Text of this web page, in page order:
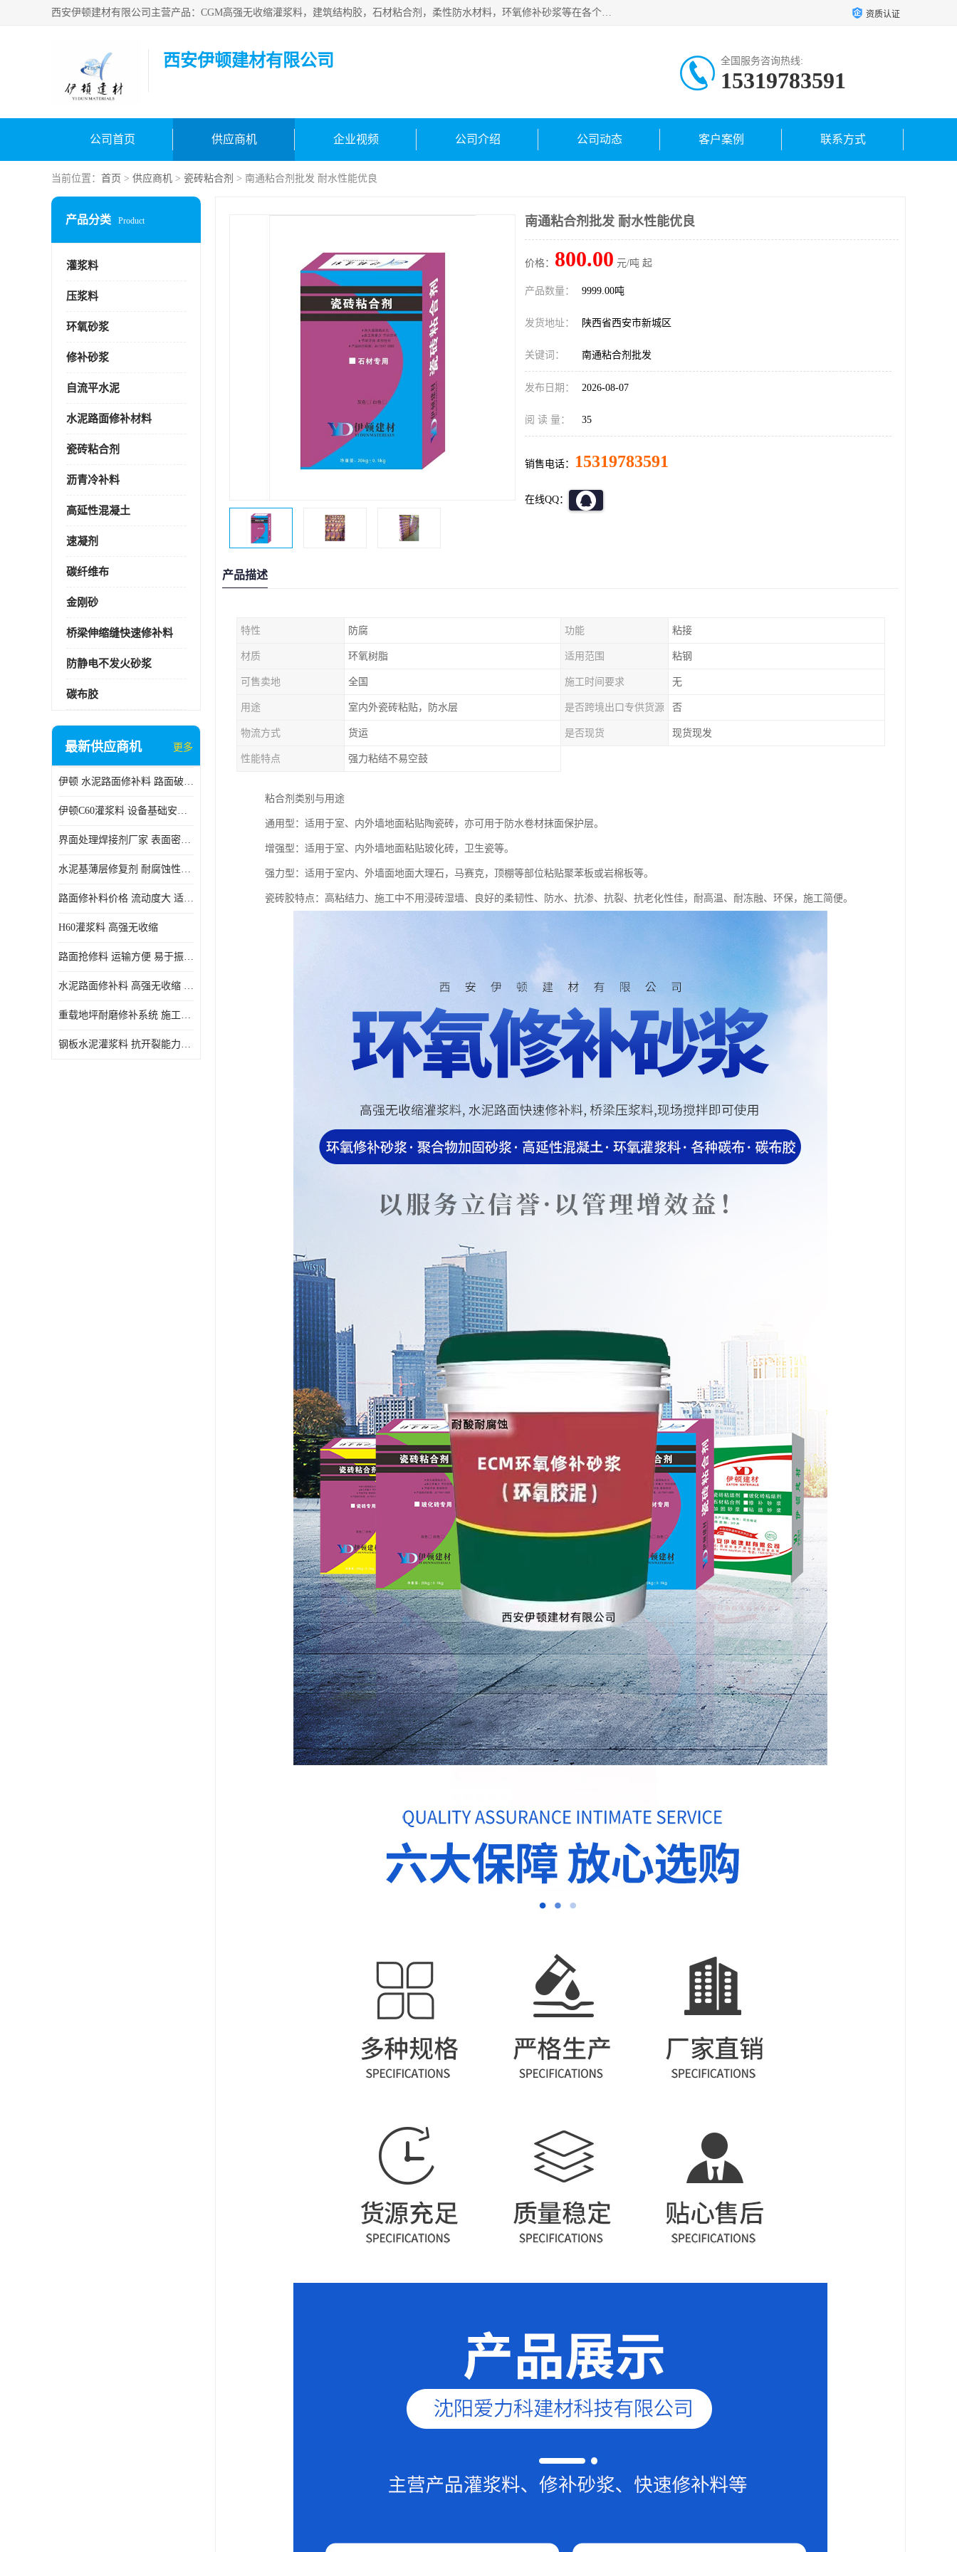
西安伊顿建材有限公司主营产品：CGM高强无收缩灌浆料，建筑结构胶，石材粘合剂，柔性防水材料，环氧修补砂浆等在各个行业得到了客户认可。 资质认证
西安伊顿建材有限公司 全国服务咨询热线:
15319783591
公司首页 供应商机 企业视频 公司介绍 公司动态 客户案例 联系方式
当前位置： 首页 > 供应商机 > 瓷砖粘合剂 > 南通粘合剂批发 耐水性能优良
产品分类 Product
灌浆料
压浆料
环氧砂浆
修补砂浆
自流平水泥
水泥路面修补材料
瓷砖粘合剂
沥青冷补料
高延性混凝土
速凝剂
碳纤维布
金刚砂
桥梁伸缩缝快速修补料
防静电不发火砂浆
碳布胶
最新供应商机 更多
伊顿 水泥路面修补料 路面破损起皮快速修补 2小时通车
伊顿C60灌浆料 设备基础安装 梁柱改造加固二次灌浆料
界面处理焊接剂厂家 表面密实 良好的流动性
水泥基薄层修复剂 耐腐蚀性好 适用范围广
路面修补料价格 流动度大 适用范围广
H60灌浆料 高强无收缩
路面抢修料 运输方便 易于振捣密实
水泥路面修补料 高强无收缩 施工和易性好 强度高 韧性好
重载地坪耐磨修补系统 施工期短 易于振捣密实
钢板水泥灌浆料 抗开裂能力强 施工和易性好
南通粘合剂批发 耐水性能优良
价格： 800.00 元/吨 起
产品数量： 9999.00吨
发货地址： 陕西省西安市新城区
关键词： 南通粘合剂批发
发布日期： 2026-08-07
阅 读 量： 35
销售电话： 15319783591
在线QQ：
产品描述
特性 防腐 功能 粘接
材质 环氧树脂 适用范围 粘钢
可售卖地 全国 施工时间要求 无
用途 室内外瓷砖粘贴，防水层 是否跨境出口专供货源 否
物流方式 货运 是否现货 现货现发
性能特点 强力粘结不易空鼓
粘合剂类别与用途
通用型：适用于室、内外墙地面粘贴陶瓷砖，亦可用于防水卷材抹面保护层。
增强型：适用于室、内外墙地面粘贴玻化砖，卫生瓷等。
强力型：适用于室内、外墙面地面大理石，马赛克，顶棚等部位粘贴聚苯板或岩棉板等。
瓷砖胶特点：高粘结力、施工中不用浸砖湿墙、良好的柔韧性、防水、抗渗、抗裂、抗老化性佳，耐高温、耐冻融、环保，施工简便。